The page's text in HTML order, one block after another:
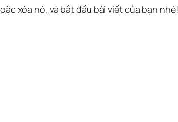
xóa nó, và bắt đầu bài viết của bạn nhé!